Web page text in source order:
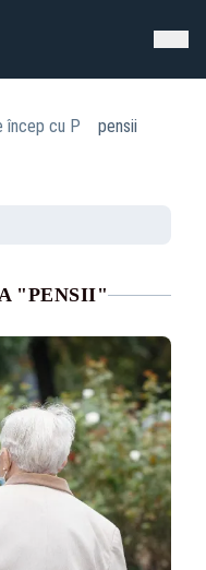
încep cu P pensii
"PENSII"